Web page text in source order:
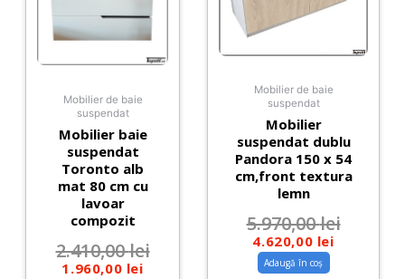
Mobilier de baie
suspendat
Mobilier baie
suspendat
Toronto alb
mat 80 cm cu
lavoar
compozit
2.410,00lei
1.960,00 lei
Mobilier de baie
suspendat
Mobilier
suspendat dublu
Pandora 150 x 54
cm,front textura
lemn
5.970,00lei
4.620,00 lei
Adaugă în coș